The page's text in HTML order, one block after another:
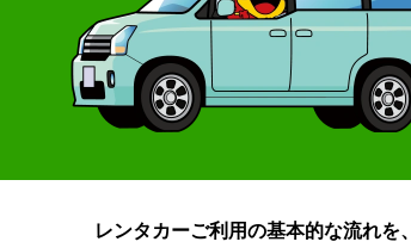
レンタカーご利用の基本的な流れを、